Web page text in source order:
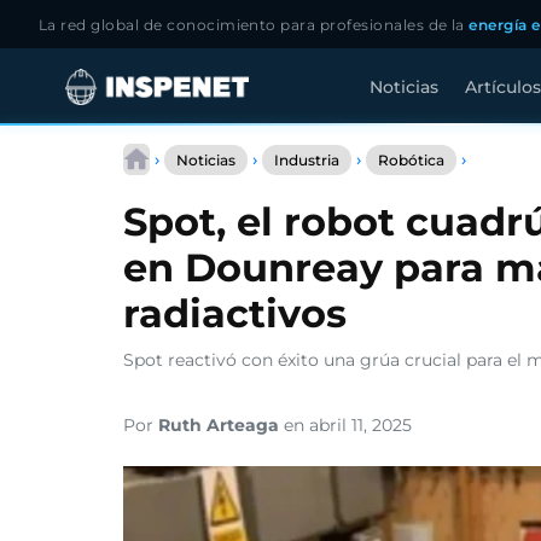
La red global de conocimiento para profesionales de laenergía
Noticias Artículos
› Noticias › Industria › Robótica ›
reactiva
grúa
en
manejo
de
Spot, el robot
en Dounreay para
radiactivos
Spot reactivó con éxito una grúa crucial para el
Por Ruth Arteaga en abril 11, 2025